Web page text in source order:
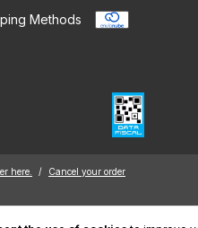
Methods
here. / Cancel your order